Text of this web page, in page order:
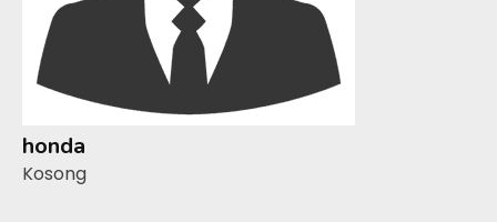
honda
Kosong